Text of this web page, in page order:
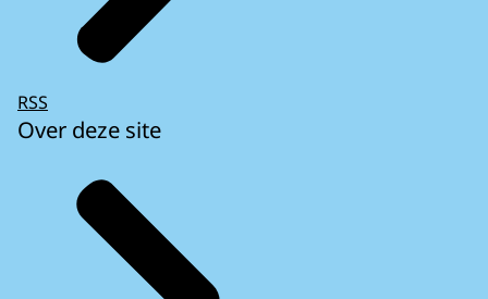
RSS
Over deze site